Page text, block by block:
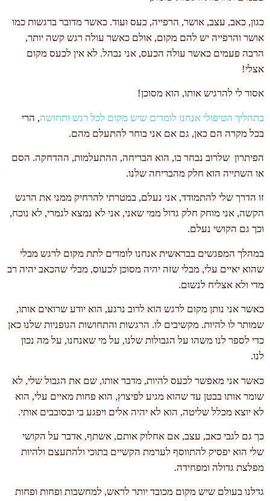
כגון, כאב, עצב, אושר, הרפייה, כעס ועוד. כאשר מדובר ברגשות כמו
אושר והרפייה יש להם מקום, אולם כאשר עולה רגש קשה יותר,
הרבה פעמים כאשר עולה הכעס, אני נבהל. לא אין לכעס מקום
אצלי!
אסור לי להרגיש אותו, הוא מסוכן!
בתהליך הטיפולי אנחנו לומדים שיש מקום לכל רגש ותחושה, הרי
בכל מקרה הם כאן, גם אם אני בוחר להתעלם מהם.
הפיתרון שלרוב נבחר בו, הוא הבריחה, ההתעלמות, ההדחקה. הסם
או השתייה הוא חלק מהבריחה שלנו.
זו הדרך שלי להתמודד, אני נעלם, במטרתי להרחיק ממני את הרגש
הקשה, אני מוחק חלק גדול ממי שאני, אני לא נמצא לגמרי, לא נוכח,
וכך גם הקושי נעלם.
במהלך המפגשים בבראשית אנחנו לומדים לתת מקום לרגש מבלי
שהוא יאיים עלי, מבלי שזה יהיה מסוכן לכעוס, מבלי שהכאב יהיה רב
מדי ולא אצליח לנשום.
כאשר אני נותן מקום לרגש הוא לרוב נרגע, הוא יודע שרואים אותו,
שמותר לו להיות. מקשיבים לו. הרגשות והתחושות הגופניות שלנו כאן
כדי לספר לנו משהו על הגבולות שלנו, על מי שאנחנו, על מה נכון
לנו.
כאשר אני מאפשר לכעס להיות, מדבר אותו, שם את הגבול שלי, לא
שומר אותו בבטן עד שהוא מגיע לפיצוץ, הוא פחות מאיים עלי, הוא
לא יוצא מכלל שליטה, הוא לא יהיה אלים ויפגע בי ובסובבים אותי.
כך גם לגבי כאב, עצב, אם אחלוק אותם, אשתף, אדבר על הקושי
שלי הוא יפסיק להתווסף לערמת הקשיים בתוכי ולהתעצם ולהיות
מפלצת גדולה ומפחידה.
גדלנו בעולם שיש מקום מכובד יותר לראש, למחשבות ופחות ופחות